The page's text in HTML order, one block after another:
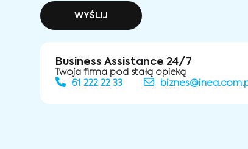
WYŚLIJ
Business Assistance 24/7
Twoja firma pod stałą opieką
61 222 22 33